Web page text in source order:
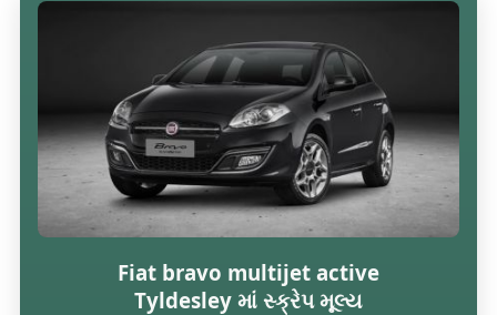
Fiat bravo multijet active
Tyldesley માં સ્ક્રેપ મૂલ્ય